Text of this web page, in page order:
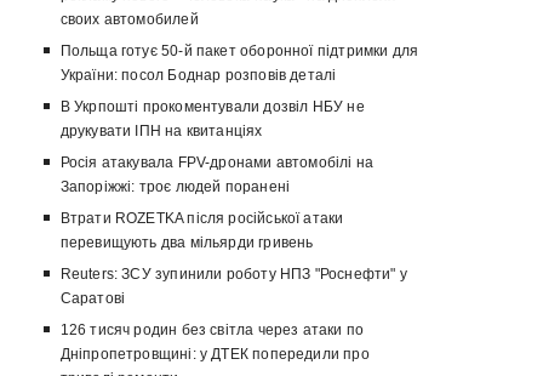
своих автомобилей
Польща готує 50-й пакет оборонної підтримки для
України: посол Боднар розповів деталі
В Укрпошті прокоментували дозвіл НБУ не
друкувати ІПН на квитанціях
Росія атакувала FPV-дронами автомобілі на
Запоріжжі: троє людей поранені
Втрати ROZETKA після російської атаки
перевищують два мільярди гривень
Reuters: ЗСУ зупинили роботу НПЗ "Роснефти" у
Саратові
126 тисяч родин без світла через атаки по
Дніпропетровщині: у ДТЕК попередили про